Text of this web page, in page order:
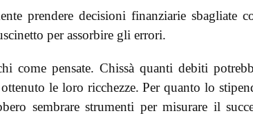
prendere decisioni finanziarie sbagliate
per assorbire gli errori.
come pensate. Chissà quanti debiti
le loro ricchezze. Per quanto lo
sembrare strumenti per misurare il